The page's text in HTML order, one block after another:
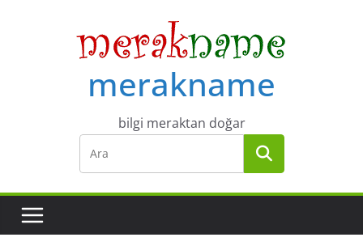
merakname
bilgi meraktan doğar